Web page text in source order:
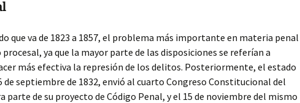
que va de 1823 a 1857, el problema más importante en materia penal
procesal, ya que la mayor parte de las disposiciones se referían a
más efectiva la represión de los delitos. Posteriormente, el estado
de septiembre de 1832, envió al cuarto Congreso Constitucional del
parte de su proyecto de Código Penal, y el 15 de noviembre del mismo